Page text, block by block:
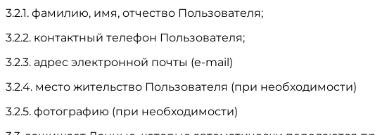
3.2.1. фамилию, имя, отчество Пользователя;
3.2.2. контактный телефон Пользователя;
3.2.3. адрес электронной почты (e-mail)
3.2.4. место жительство Пользователя (при необходимости)
3.2.5. фотографию (при необходимости)